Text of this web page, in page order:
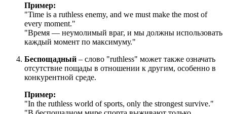
Пример:
"Time is a ruthless enemy, and we must make the most of
every moment."
"Время — неумолимый враг, и мы должны использовать
каждый момент по максимуму."
Беспощадный – слово "ruthless" может также означать
отсутствие пощады в отношении к другим, особенно в
конкурентной среде.
Пример:
"In the ruthless world of sports, only the strongest survive."